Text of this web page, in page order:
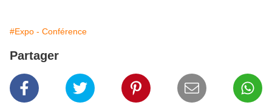
#Expo - Conférence
Partager